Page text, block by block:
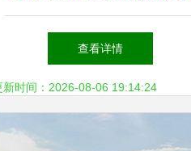
普通货物仓储服务
查看详情
新时间：2026-08-06 19:14:24